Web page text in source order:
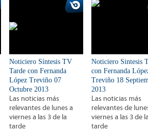
Noticiero Síntesis TV
Tarde con Fernanda
López Treviño 07
Octubre 2013
Las noticias más
relevantes de lunes a
viernes a las 3 de la
tarde
Noticiero Sintesis
con Fernanda
Treviño 18
2013
Las noticias más
relevantes de
viernes a las 3 de
tarde